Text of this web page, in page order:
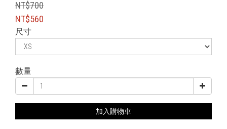
NT$700
NT$560
尺寸
數量
加入購物車